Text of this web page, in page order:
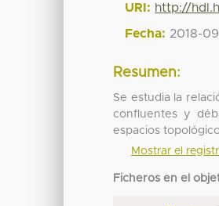
URI: http://
Fecha: 2018-
Resumen:
Se estudia la
confluentes y
espacios
Mostrar el
Ficheros en el